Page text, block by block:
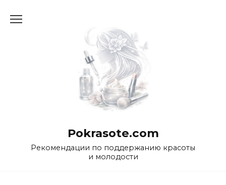
Pokrasote.com
Рекомендации по поддержанию красоты
и молодости